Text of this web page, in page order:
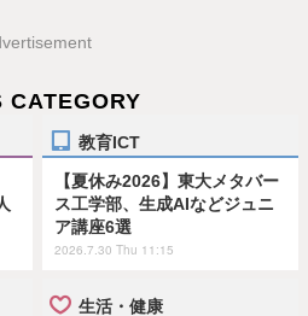
CATEGORY
教育ICT
【夏休み2026】東大メタバー
ス工学部、生成AIなどジュニ
ア講座6選
2026.7.30 Thu 11:15
生活・健康